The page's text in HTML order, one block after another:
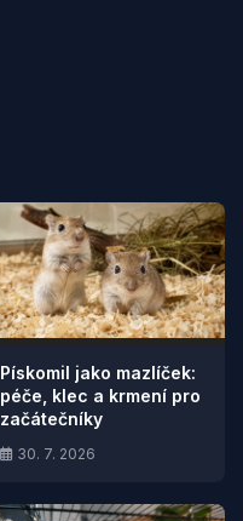
Pískomil jako mazlíček:
péče, klec a krmení pro
začátečníky
30. 7. 2026